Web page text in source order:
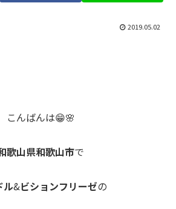
2019.05.02
こんばんは😁🌸
歌山県和歌山市で
ル&ビションフリーゼの